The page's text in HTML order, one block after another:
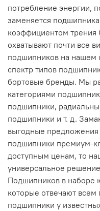
потребление энергии,
заменяется
коэффициентом трения
охватывают почти все
подшипников на нашем
спектр типов
бортовые бренды. Мы
категориями
подшипники,
подшипники и т. д.
выгодные
подшипники премиум-
доступным ценам, то
универсальное
Подшипников в наборе
которые отвечают
подшипники у